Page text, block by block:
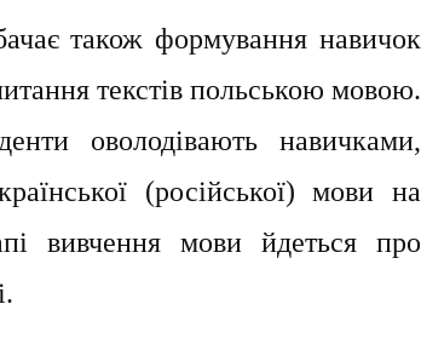
також формування навичок
текстів польською мовою.
оволодівають навичками,
(російської) мови на
вивчення мови йдеться про